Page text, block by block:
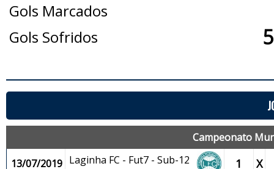
Gols Marcados
Gols Sofridos
Campeonato
13/07/2019 Laginha FC - Fut7 - Sub-12 1 X